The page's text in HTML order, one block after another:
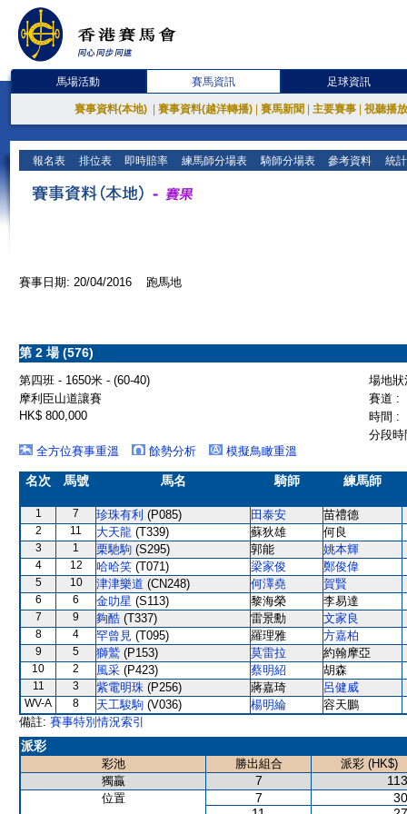
馬場活動 賽馬資訊 足球資訊
賽事資料(本地) 賽事資料(越洋轉播) 賽馬新聞 主要賽事 視聽播
報名表 排位表 即時賠率 練馬師分場表 騎師分場表 參考資料 統
賽事日期: 20/04/2016 跑馬地
第 2 場 (576)
第四班 - 1650米 - (60-40)
場地
摩利臣山道讓賽
賽道 :
HK$ 800,000
時間 :
分段
全方位賽事重溫
餘勢分析 模擬鳥瞰重溫
名次 馬號 馬名 騎師 練馬師
1 7 珍珠有利 (P085) 田泰安 苗禮德
2 11 大天龍 (T339) 蘇狄雄 何良
3 1 栗馳駒 (S295) 郭能 姚本輝
4 12 哈哈笑 (T071) 梁家俊 鄭俊偉
5 10 津津樂道 (CN248) 何澤堯 賀賢
6 6 金叻星 (S113) 黎海榮 李易達
7 9 夠酷 (T337) 雷景勳 文家良
8 4 罕曾見 (T095) 羅理雅 方嘉柏
9 5 獅鷲 (P153) 莫雷拉 約翰摩亞
10 2 風采 (P423) 蔡明紹 胡森
11 3 紫電明珠 (P256) 蔣嘉琦 呂健威
WV-A 8 天工駿駒 (V036) 楊明綸
容天鵬
備註: 賽事特別情況索引
派彩
彩池 勝出組合
派彩 (HK$)
獨贏
7
位置 7